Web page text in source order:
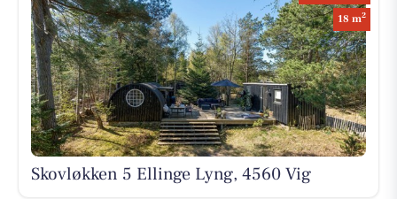
18 m2
Skovløkken 5 Ellinge Lyng, 4560 Vig